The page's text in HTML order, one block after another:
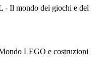
Il mondo dei giochi e del
LEGO e costruzioni